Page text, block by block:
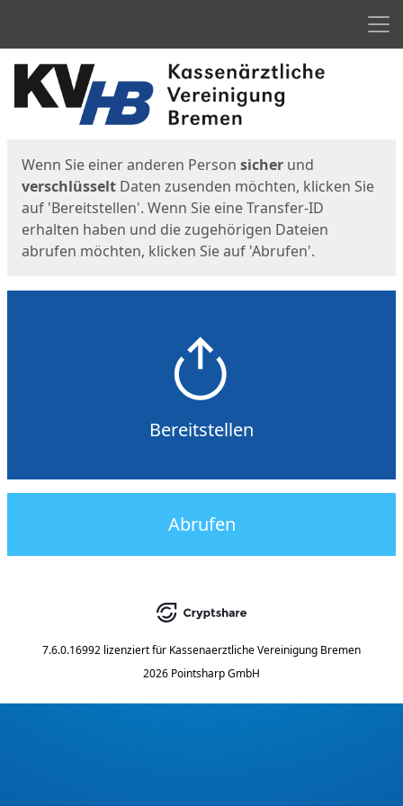
Start
Wenn Sie einer anderen Person sicher und
verschlüsselt Daten zusenden möchten, klicken Sie
auf 'Bereitstellen'. Wenn Sie eine Transfer-ID
erhalten haben und die zugehörigen Dateien
abrufen möchten, klicken Sie auf 'Abrufen'.
Bereitstellen
Abrufen
7.6.0.16992 lizenziert für Kassenaerztliche Vereinigung Bremen
2026 Pointsharp GmbH